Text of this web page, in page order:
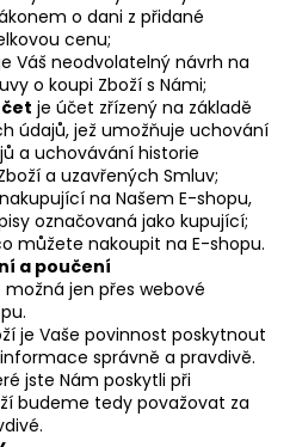
o dani z přidané
cenu;
Váš neodvolatelný návrh na
o koupi Zboží s Námi;
je účet zřízený na základě
údajů, jež umožňuje uchování
a uchovávání historie
a uzavřených Smluv;
na Našem E-shopu,
označovaná jako kupující;
můžete nakoupit na E-shopu.
a poučení
možná jen přes webové
je Vaše povinnost poskytnout
správně a pravdivě.
jste Nám poskytli při
budeme tedy považovat za